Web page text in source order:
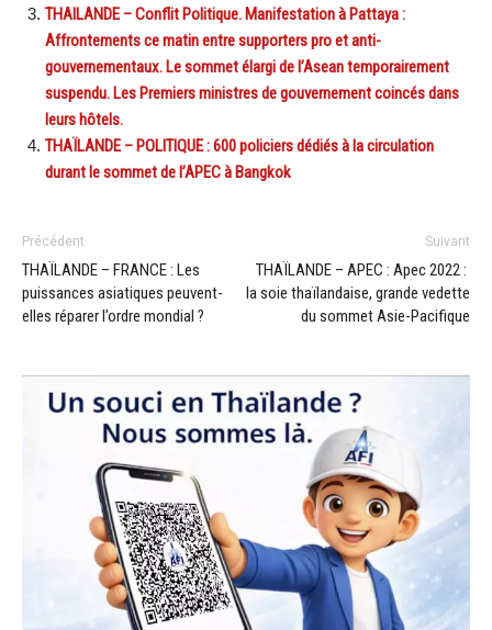
THAILANDE – Conflit Politique. Manifestation à Pattaya :
Affrontements ce matin entre supporters pro et anti-
gouvernementaux. Le sommet élargi de l’Asean temporairement
suspendu. Les Premiers ministres de gouvernement coincés dans
leurs hôtels.
THAÏLANDE – POLITIQUE : 600 policiers dédiés à la circulation
durant le sommet de l’APEC à Bangkok
Précédent
THAÏLANDE – FRANCE : Les
puissances asiatiques peuvent-
elles réparer l’ordre mondial ?
Suivant
THAÏLANDE – APEC : Apec 2022 :
la soie thaïlandaise, grande vedette
du sommet Asie-Pacifique